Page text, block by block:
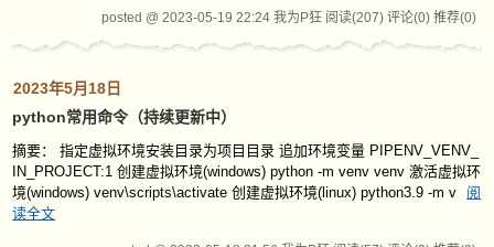
posted @ 2023-05-19 22:24 我为P狂 阅读(207) 评论(0) 推荐(0)
2023年5月18日
python常用命令（持续更新中）
摘要： 指定虚拟环境安装目录为项目目录 追加环境变量 PIPENV_VENV_
IN_PROJECT:1 创建虚拟环境(windows) python -m venv venv 激活虚拟环
境(windows) venv\scripts\activate 创建虚拟环境(linux) python3.9 -m v
阅
读全文